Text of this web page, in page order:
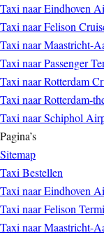
Taxi naar Eindhoven
Taxi naar Felison
Taxi naar Maastricht-
Taxi naar Passenger
Taxi naar Rotterdam
Taxi naar Rotterdam-
Taxi naar Schiphol
Pagina’s
Sitemap
Taxi Bestellen
Taxi naar Eindhoven
Taxi naar Felison
Taxi naar Maastricht-